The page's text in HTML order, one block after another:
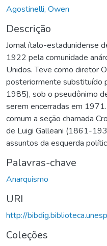
Agostinelli, Owen
Descrição
Jornal ítalo-estadunidense
1922 pela comunidade
Unidos. Teve como diretor
posteriormente substituído
1985), sob o pseudônimo
serem encerradas em
comum a seção chamada
de Luigi Galleani (1861-
assuntos da esquerda
Palavras-chave
Anarquismo
URI
http://
Coleções